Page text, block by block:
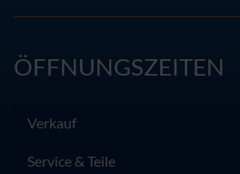
ÖFFNUNGSZEITEN
Verkauf
Service & Teile